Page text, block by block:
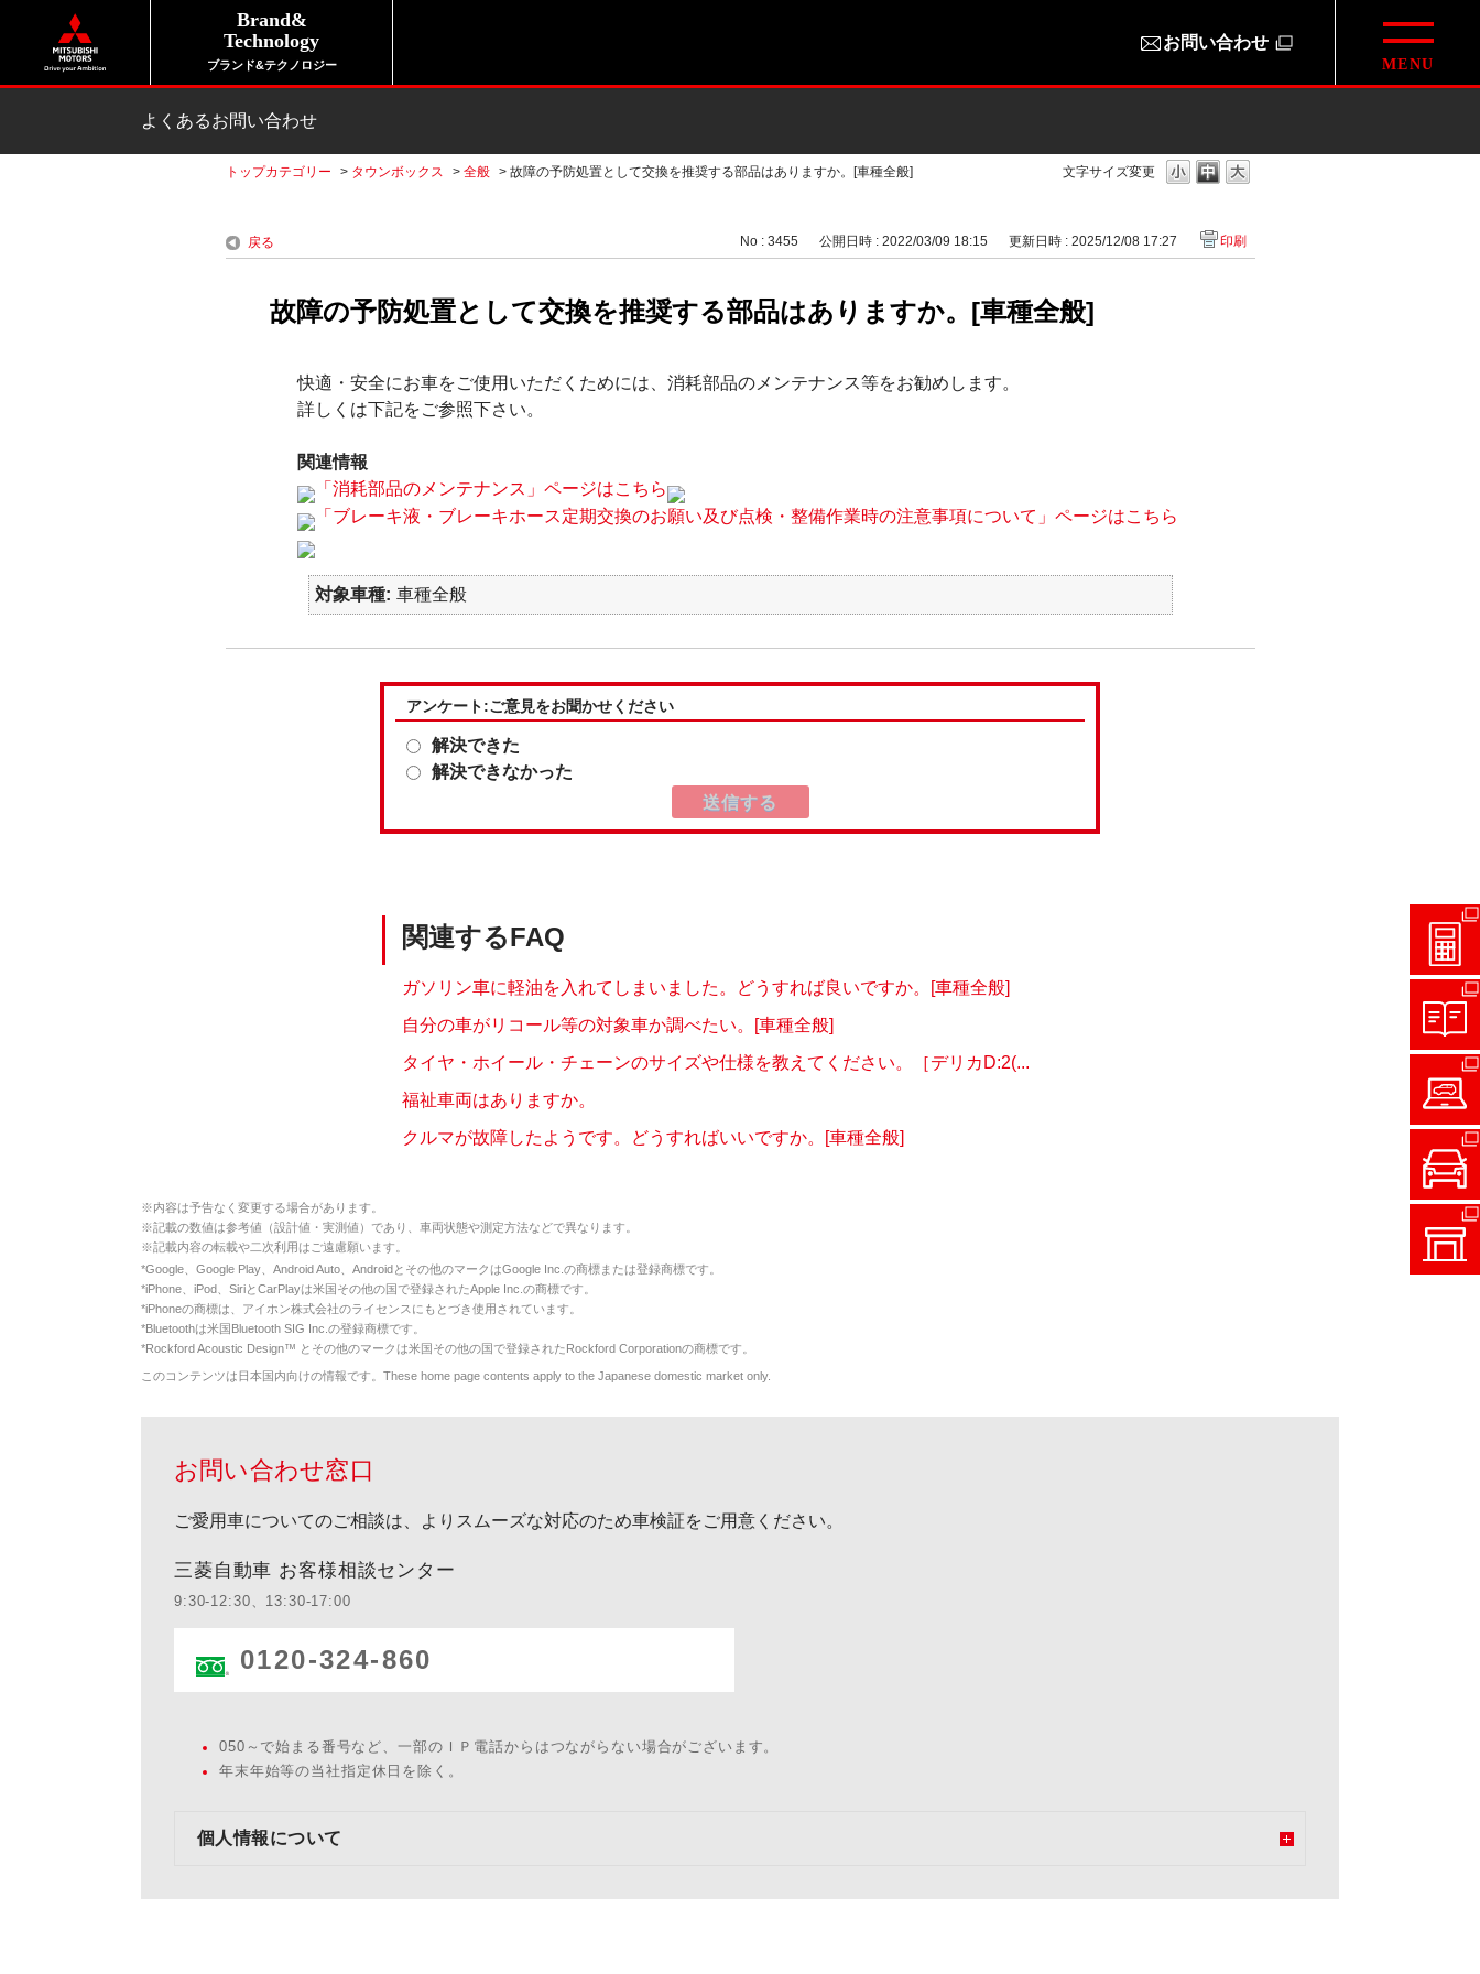
Brand&
Technology
ブランド&テクノロジー
お問い合わせ
よくあるお問い合わせ
文字サイズ変更
トップカテゴリー > タウンボックス > 全般 > 故障の予防処置として交換を推奨する部品はありますか。[車種全般]
戻る No : 3455 公開日時 : 2022/03/09 18:15 更新日時 : 2025/12/08 17:27 印刷
故障の予防処置として交換を推奨する部品はありますか。[車種全般]
快適・安全にお車をご使用いただくためには、消耗部品のメンテナンス等をお勧めします。
詳しくは下記をご参照下さい。
関連情報
「消耗部品のメンテナンス」ページはこちら
「ブレーキ液・ブレーキホース定期交換のお願い及び点検・整備作業時の注意事項について」ページはこちら
対象車種 車種全般
アンケート:ご意見をお聞かせください
解決できた
解決できなかった
関連するFAQ
ガソリン車に軽油を入れてしまいました。どうすれば良いですか。[車種全般]
自分の車がリコール等の対象車か調べたい。[車種全般]
タイヤ・ホイール・チェーンのサイズや仕様を教えてください。［デリカD:2(...
福祉車両はありますか。
クルマが故障したようです。どうすればいいですか。[車種全般]
※内容は予告なく変更する場合があります。
※記載の数値は参考値（設計値・実測値）であり、車両状態や測定方法などで異なります。
※記載内容の転載や二次利用はご遠慮願います。
*Google、Google Play、Android Auto、Androidとその他のマークはGoogle Inc.の商標または登録商標です。
*iPhone、iPod、SiriとCarPlayは米国その他の国で登録されたApple Inc.の商標です。
*iPhoneの商標は、アイホン株式会社のライセンスにもとづき使用されています。
*Bluetoothは米国Bluetooth SIG Inc.の登録商標です。
*Rockford Acoustic Design™ とその他のマークは米国その他の国で登録されたRockford Corporationの商標です。
このコンテンツは日本国内向けの情報です。These home page contents apply to the Japanese domestic market only.
お問い合わせ窓口
ご愛用車についてのご相談は、よりスムーズな対応のため車検証をご用意ください。
三菱自動車 お客様相談センター
9:30-12:30、13:30-17:00
0120-324-860
050～で始まる番号など、一部のＩＰ電話からはつながらない場合がございます。
年末年始等の当社指定休日を除く。
個人情報について